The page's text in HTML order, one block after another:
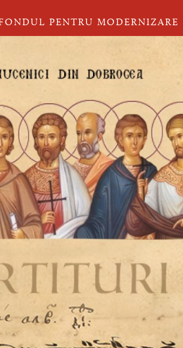
PENTRU MODERNIZARE